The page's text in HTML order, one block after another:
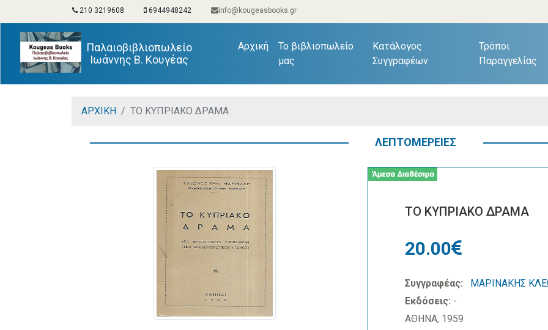
210 3219608 6944948242 info@kougeasbooks.gr
Παλαιοβιβλιοπωλείο
Ιωάννης Β. Κουγέας
Αρχική(current)
Το βιβλιοπωλείο
μας
Κατάλογος
Συγγραφέων
Τρόποι
Παραγγελίας
ΑΡΧΙΚΗ ΤΟ ΚΥΠΡΙΑΚΟ ΔΡΑΜΑ
ΛΕΠΤΟΜΕΡΕΙΕΣ
ΤΟ ΚΥΠΡΙΑΚΟ ΔΡΑΜΑ
20.00
Συγγραφέας:
ΜΑΡΙΝΑΚΗΣ
Εκδόσεις: -
ΑΘΗΝΑ, 1959